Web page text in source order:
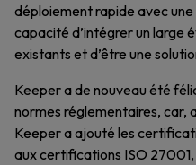
déploiement rapide avec
capacité d’intégrer un large
existants et d’être une
Keeper a de nouveau été
normes réglementaires, car,
Keeper a ajouté les
aux certifications ISO